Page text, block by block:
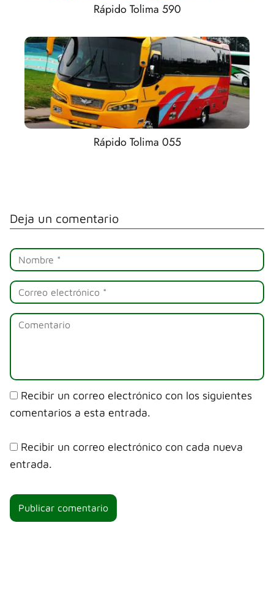
Rápido Tolima 590
Rápido Tolima 055
Deja un comentario
Recibir un correo electrónico con los siguientes
comentarios a esta entrada.
Recibir un correo electrónico con cada nueva
entrada.